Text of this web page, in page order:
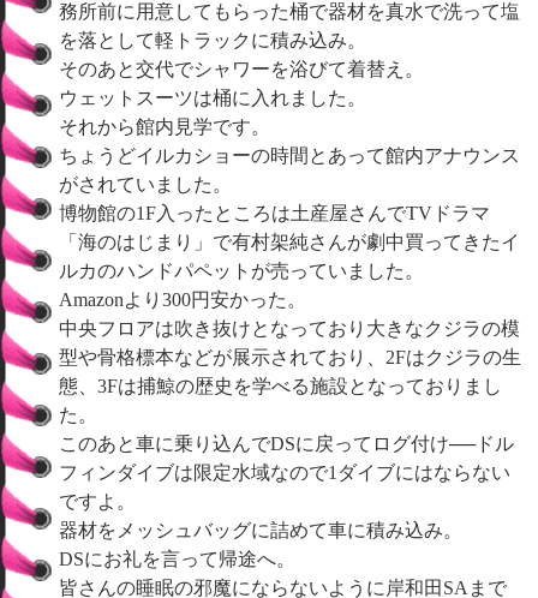
務所前に用意してもらった桶で器材を真水で洗って塩
を落として軽トラックに積み込み。
そのあと交代でシャワーを浴びて着替え。
ウェットスーツは桶に入れました。
それから館内見学です。
ちょうどイルカショーの時間とあって館内アナウンス
がされていました。
博物館の1F入ったところは土産屋さんでTVドラマ
「海のはじまり」で有村架純さんが劇中買ってきたイ
ルカのハンドパペットが売っていました。
Amazonより300円安かった。
中央フロアは吹き抜けとなっており大きなクジラの模
型や骨格標本などが展示されており、2Fはクジラの生
態、3Fは捕鯨の歴史を学べる施設となっておりまし
た。
このあと車に乗り込んでDSに戻ってログ付け──ドル
フィンダイブは限定水域なので1ダイブにはならない
ですよ。
器材をメッシュバッグに詰めて車に積み込み。
DSにお礼を言って帰途へ。
皆さんの睡眠の邪魔にならないように岸和田SAまで